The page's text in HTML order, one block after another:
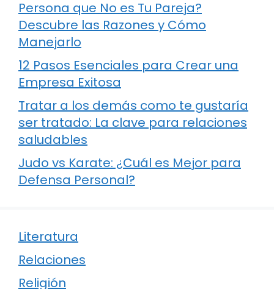
Persona que No es Tu Pareja?
Descubre las Razones y Cómo
Manejarlo
12 Pasos Esenciales para Crear una
Empresa Exitosa
Tratar a los demás como te gustaría
ser tratado: La clave para relaciones
saludables
Judo vs Karate: ¿Cuál es Mejor para
Defensa Personal?
Literatura
Relaciones
Religión